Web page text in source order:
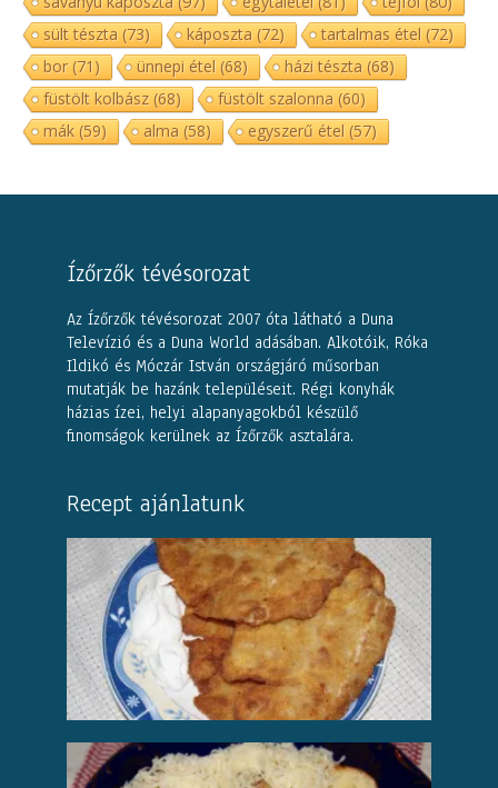
sült tészta (73) káposzta (72) tartalmas étel (72)
bor(71) ünnepi étel (68) házi tészta (68)
füstölt kolbász(68) füstölt szalonna (60)
mák(59) alma (58) egyszerű étel (57)
Ízőrzők tévésorozat
Az Ízőrzők tévésorozat 2007 óta látható a Duna
Televízió és a Duna World adásában. Alkotóik, Róka
Ildikó és Móczár István országjáró műsorban
mutatják be hazánk településeit. Régi konyhák
házias ízei, helyi alapanyagokból készülő
finomságok kerülnek az Ízőrzők asztalára.
Recept ajánlatunk